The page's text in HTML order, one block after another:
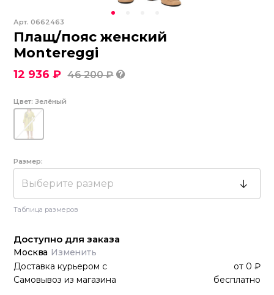
Арт.0662463
Плащ/пояс женский
Montereggi
12 936 ₽ 46 200 ₽
Цвет: Зелёный
Размер:
Выберите размер
Таблица размеров
Доступно для заказа
Москва Изменить
Доставка курьером с от 0 ₽
Самовывоз из магазина
бесплатно